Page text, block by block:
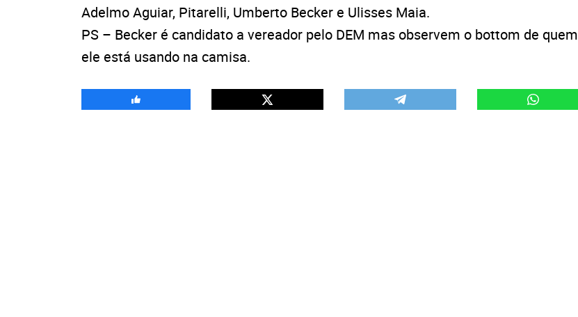
Adelmo Aguiar, Pitarelli, Umberto Becker e Ulisses Maia.
PS – Becker é candidato a vereador pelo DEM mas observem o bottom de quem
ele está usando na camisa.